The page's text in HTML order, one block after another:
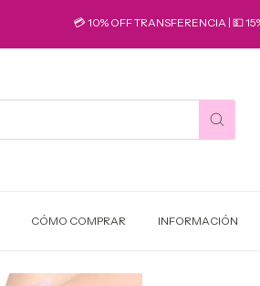
💳 10% OFF TRANSFERENCIA | 💵 15% OFF
CÓMO COMPRAR INFORMACIÓN